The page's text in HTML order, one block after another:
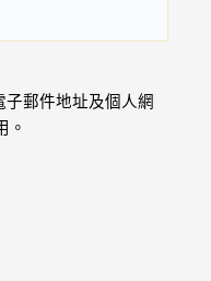
郵件地址及個人網
。